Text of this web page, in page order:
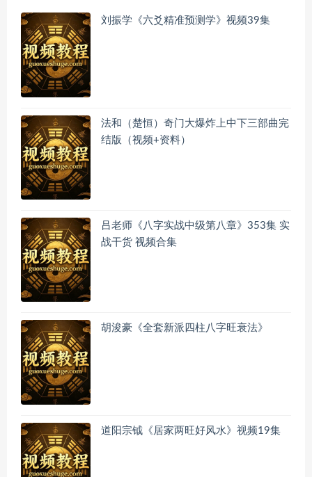
刘振学《六爻精准预测学》视频39集
法和（楚恒）奇门大爆炸上中下三部曲完
结版（视频+资料）
吕老师《八字实战中级第八章》353集 实
战干货 视频合集
胡浚豪《全套新派四柱八字旺衰法》
道阳宗钺《居家两旺好风水》视频19集